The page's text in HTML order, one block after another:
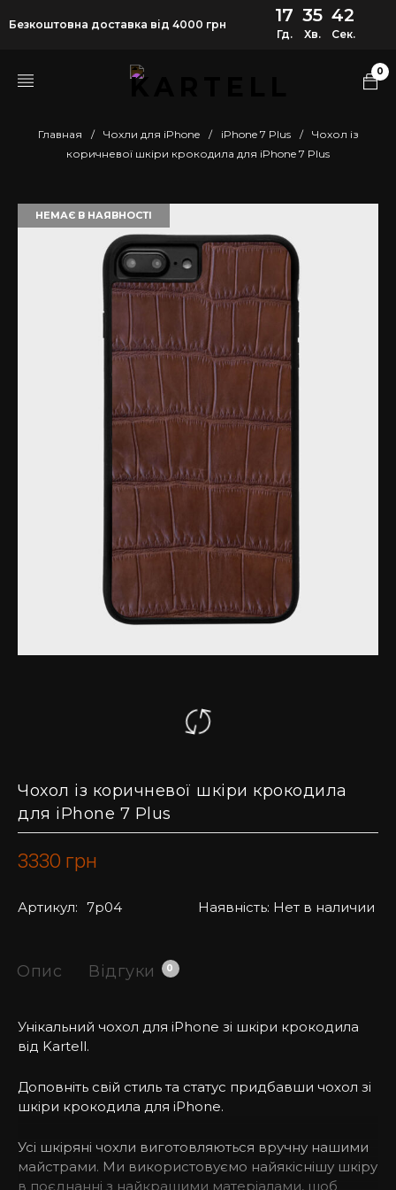
Безкоштовна доставка від 4000 грн 17
Гд.
35
Хв.
42
Сек.
0
Главная / Чохли для iPhone / iPhone 7 Plus /
Чохол із
коричневої шкіри крокодила для iPhone 7 Plus
НЕМАЄ В НАЯВНОСТІ
Чохол із коричневої шкіри крокодила
для iPhone 7 Plus
3330 грн
Артикул: 7p04 Наявність: Нет в наличии
Опис Відгуки 0
Унікальний чохол для iPhone зі шкіри крокодила
від Kartell.
Доповніть свій стиль та статус придбавши чохол зі
шкіри крокодила для iPhone.
Усі шкіряні чохли виготовляються вручну нашими
майстрами. Ми використовуємо найякіснішу шкіру
в поєднанні з найкращими матеріалами, щоб